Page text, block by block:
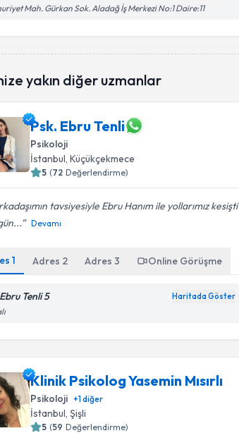
Mah. Gürkan Sok. Aladağ İş Merkezi No:1 Daire:11
yakın diğer uzmanlar
Psk. Ebru Tenli
Psikoloji
İstanbul, Küçükçekmece
5 (72 Değerlendirme)
tavsiyesiyle Ebru Hanım ile yollarımız kesişti
Devamı
1 Adres 2 Adres3 Online Görüşme
Tenli 5 Haritada Göster
Klinik Psikolog Yasemin Mısırlı
Psikoloji +1diğer
İstanbul , Şişli
5 (59 Değerlendirme)